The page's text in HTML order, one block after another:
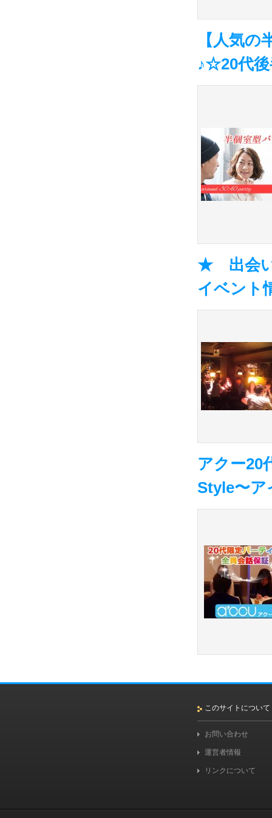
【人気
♪☆20代
★ 出会い
イベン
アクー20
Style〜ア
このサイトについて
お問い合わせ
運営者情報
リンクについて